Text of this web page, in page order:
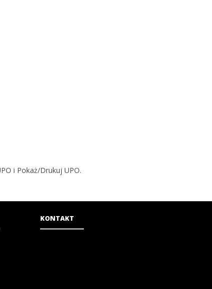
i Pokaż/Drukuj UPO.
KONTAKT